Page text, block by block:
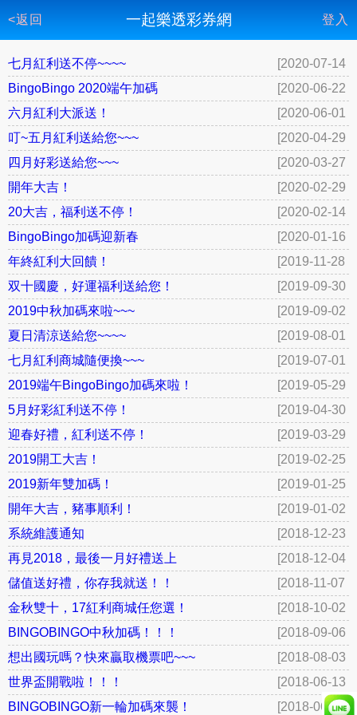
<返回 一起樂透彩券網 登入
七月紅利送不停~~~~
[2020-07-14
12:45]
BingoBingo 2020端午加碼
[2020-06-22
09:52]
六月紅利大派送！
[2020-06-01
10:23]
叮~五月紅利送給您~~~
[2020-04-29
14:03]
四月好彩送給您~~~
[2020-03-27
10:21]
開年大吉！
[2020-02-29
13:02]
20大吉，福利送不停！
[2020-02-14
14:43]
BingoBingo加碼迎新春
[2020-01-16
16:39]
年終紅利大回饋！
[2019-11-28
23:09]
双十國慶，好運福利送給您！
[2019-09-30
11:10]
2019中秋加碼來啦~~~
[2019-09-02
16:11]
夏日清涼送給您~~~~
[2019-08-01
10:18]
七月紅利商城隨便換~~~
[2019-07-01
09:40]
2019端午BingoBingo加碼來啦！
[2019-05-29
09:37]
5月好彩紅利送不停！
[2019-04-30
13:57]
迎春好禮，紅利送不停！
[2019-03-29
10:36]
2019開工大吉！
[2019-02-25
14:57]
2019新年雙加碼！
[2019-01-25
18:18]
開年大吉，豬事順利！
[2019-01-02
18:01]
系統維護通知
[2018-12-23
17:45]
再見2018，最後一月好禮送上
[2018-12-04
17:05]
儲值送好禮，你存我就送！！
[2018-11-07
09:07]
金秋雙十，17紅利商城任您選！
[2018-10-02
13:19]
BINGOBINGO中秋加碼！！！
[2018-09-06
10:32]
想出國玩嗎？快來贏取機票吧~~~
[2018-08-03
20:13]
世界盃開戰啦！！！
[2018-06-13
13:49]
BINGOBINGO新一輪加碼來襲！ [2018-06-05